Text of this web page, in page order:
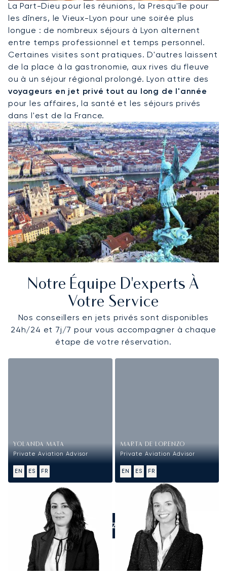
La Part-Dieu pour les réunions, la Presqu'île pour
les dîners, le Vieux-Lyon pour une soirée plus
longue : de nombreux séjours à Lyon alternent
entre temps professionnel et temps personnel.
Certaines visites sont pratiques. D'autres laissent
de la place à la gastronomie, aux rives du fleuve
ou à un séjour régional prolongé. Lyon attire des
voyageurs en jet privé tout au long de l'année
pour les affaires, la santé et les séjours privés
dans l'est de la France.
Notre Équipe D'experts À
Votre Service
Nos conseillers en jets privés sont disponibles
24h/24 et 7j/7 pour vous accompagner à chaque
étape de votre réservation.
YOLANDA MATA
Private Aviation Advisor
EN ES FR
MARTA DE LORENZO
Private Aviation Advisor
EN ES FR
APPELEZ-NOUS